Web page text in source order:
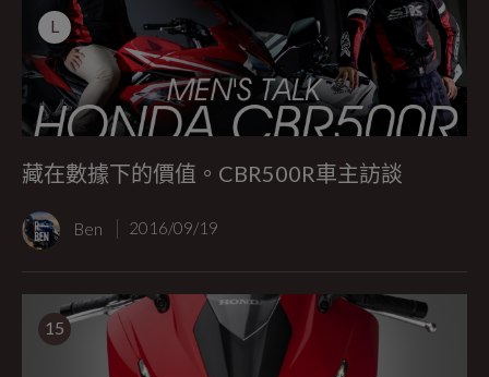
L
藏在數據下的價值。CBR500R車主訪談
Ben 2016/09/19
15